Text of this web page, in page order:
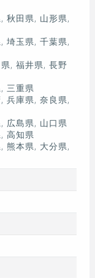
秋田県, 山形県,
埼玉県, 千葉県,
, 福井県, 長野
三重県
兵庫県, 奈良県,
広島県, 山口県
高知県
熊本県, 大分県,